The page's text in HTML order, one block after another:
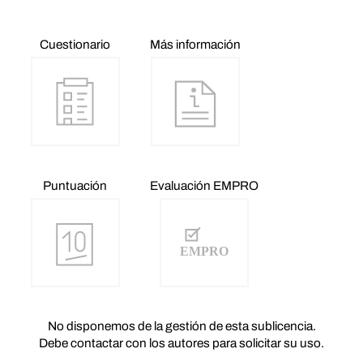
Cuestionario Más información
Puntuación Evaluación EMPRO
No disponemos de la gestión de esta sublicencia.
Debe contactar con los autores para solicitar su uso.